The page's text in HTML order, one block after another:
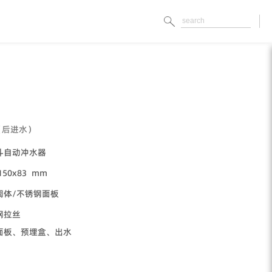
进水）
自动冲水器
mm
体/不锈钢面板
拉丝
板、预埋盒、出水